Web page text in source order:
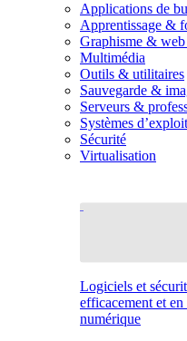
Applications de
Apprentissage &
Graphisme & web
Multimédia
Outils & utilitaires
Sauvegarde &
Serveurs &
Systèmes
Sécurité
Virtualisation
Logiciels et
efficacement et
numérique